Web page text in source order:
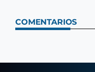
COMENTARIOS